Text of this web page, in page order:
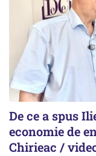
De ce a spus
economie de
Chirieac /